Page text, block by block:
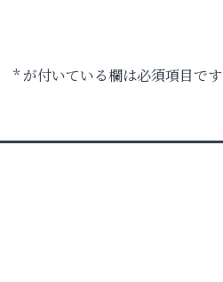
*が付いている欄は必須項目です